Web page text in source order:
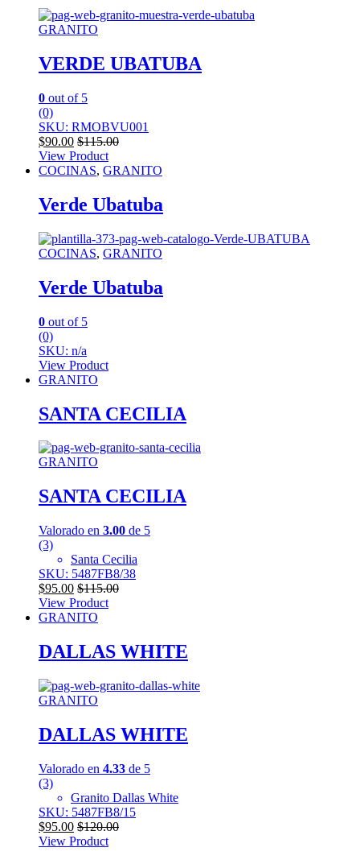
GRANITO
VERDE UBATUBA
0 out of 5
(0)
SKU: RMOBVU001
$90.00 $115.00
View Product
COCINAS, GRANITO
Verde Ubatuba
COCINAS, GRANITO
Verde Ubatuba
0 out of 5
(0)
SKU: n/a
View Product
GRANITO
SANTA CECILIA
GRANITO
SANTA CECILIA
Valorado en 3.00 de 5
(3)
Santa Cecilia
SKU: 5487FB8/38
$95.00 $115.00
View Product
GRANITO
DALLAS WHITE
GRANITO
DALLAS WHITE
Valorado en 4.33 de 5
(3)
Granito Dallas White
SKU: 5487FB8/15
$95.00 $120.00
View Product